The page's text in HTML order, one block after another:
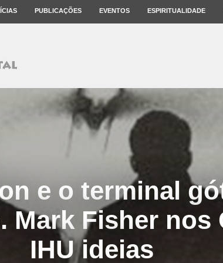
PUBLICAÇÕES EVENTOS ESPIRITUALIDADE
e o terminal
Mark Fisher nos
IHU ideias